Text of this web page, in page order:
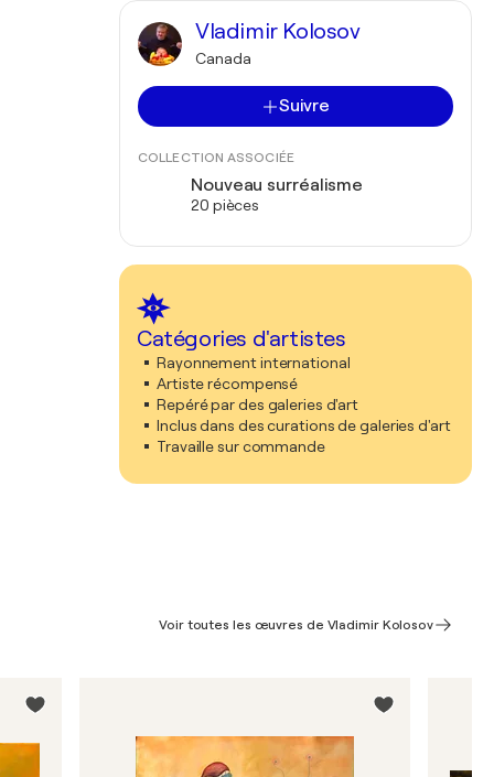
Vladimir Kolosov
Canada
Suivre
COLLECTION ASSOCIÉE
Nouveau surréalisme
20 pièces
Catégories d'artistes
Rayonnement international
Artiste récompensé
Repéré par des galeries d'art
Inclus dans des curations de galeries d'art
Travaille sur commande
Voir toutes les œuvres de Vladimir Kolosov